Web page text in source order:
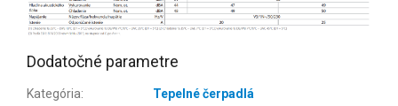
Dodatočné parametre
Kategória:
Tepelné čerpadlá